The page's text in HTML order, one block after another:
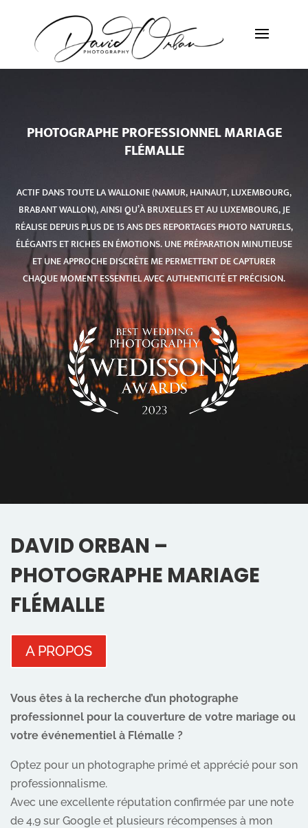
PHOTOGRAPHE PROFESSIONNEL MARIAGE
FLÉMALLE
ACTIF DANS TOUTE LA WALLONIE (NAMUR, HAINAUT, LUXEMBOURG,
BRABANT WALLON), AINSI QU’À BRUXELLES ET AU LUXEMBOURG, JE
RÉALISE DEPUIS PLUS DE 15 ANS DES REPORTAGES PHOTO NATURELS,
ÉLÉGANTS ET RICHES EN ÉMOTIONS. UNE PRÉPARATION MINUTIEUSE
ET UNE APPROCHE DISCRÈTE ME PERMETTENT DE CAPTURER
CHAQUE MOMENT ESSENTIEL AVEC AUTHENTICITÉ ET PRÉCISION.
DAVID ORBAN –
PHOTOGRAPHE MARIAGE
FLÉMALLE
A PROPOS
Vous êtes à la recherche d’un photographe
professionnel pour la couverture de votre mariage ou
votre événementiel à Flémalle ?
Optez pour un photographe primé et apprécié pour son
professionnalisme.
Avec une excellente réputation confirmée par une note
de 4,9 sur Google et plusieurs récompenses à mon